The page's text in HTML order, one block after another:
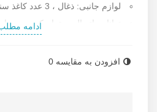
لوازم جانبی: ذغال ، 3 عدد کاغذ سنباده ، کیسه گرد و غبار
توانایی اتصال به تمام کمپرسورها
دارای بلبرینگ و سوئیچ پاور ضد غبار
ادامه
افزودن به مقایسه 0